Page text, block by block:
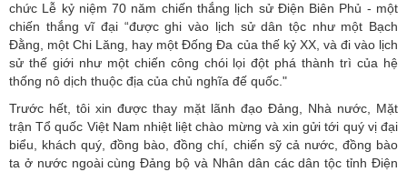
chức Lễ kỷ niệm 70 năm chiến thắng lịch sử Điện Biên Phủ - một
chiến thắng vĩ đại “được ghi vào lịch sử dân tộc như một Bạch
Đằng, một Chi Lăng, hay một Đống Đa của thế kỷ XX, và đi vào lịch
sử thế giới như một chiến công chói lọi đột phá thành trì của hệ
thống nô dịch thuộc địa của chủ nghĩa đế quốc."
Trước hết, tôi xin được thay mặt lãnh đạo Đảng, Nhà nước, Mặt
trận Tổ quốc Việt Nam nhiệt liệt chào mừng và xin gửi tới quý vị đại
biểu, khách quý, đồng bào, đồng chí, chiến sỹ cả nước, đồng bào
ta ở nước ngoài cùng Đảng bộ và Nhân dân các dân tộc tỉnh Điện